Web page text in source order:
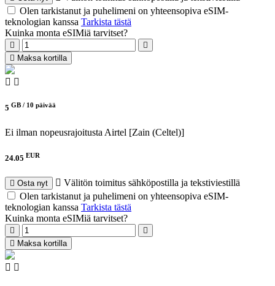
Olen tarkistanut ja puhelimeni on yhteensopiva eSIM-
teknologian kanssa Tarkista tästä
Kuinka monta eSIMiä tarvitset?
Maksa kortilla
5 GB / 10 päivää
Ei ilman nopeusrajoitusta Airtel [Zain (Celtel)]
24.05 EUR
Osta nyt
Välitön toimitus sähköpostilla ja tekstiviestillä
Olen tarkistanut ja puhelimeni on yhteensopiva eSIM-
teknologian kanssa Tarkista tästä
Kuinka monta eSIMiä tarvitset?
Maksa kortilla